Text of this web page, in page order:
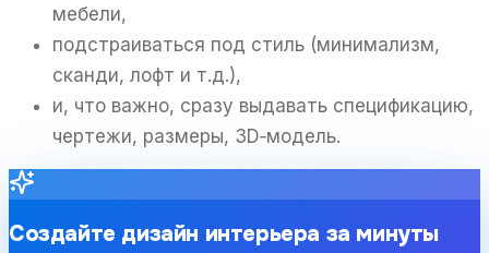
мебели,
подстраиваться под стиль (минимализм,
сканди, лофт и т.д.),
и, что важно, сразу выдавать спецификацию,
чертежи, размеры, 3D‑модель.
Создайте дизайн интерьера за минуты